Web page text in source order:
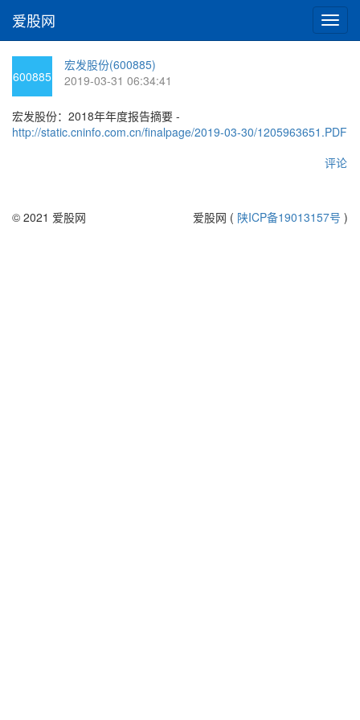
切
换
爱股网
600885
宏发股份(600885)
2019-03-31 06:34:41
宏发股份：2018年年度报告摘要 -
http://static.cninfo.com.cn/finalpage/2019-03-30/1205963651.PDF
评论
© 2021 爱股网 爱股网 ( 陕ICP备19013157号 )